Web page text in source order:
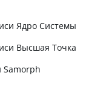
Ядро Системы
Высшая Точка
Samorph